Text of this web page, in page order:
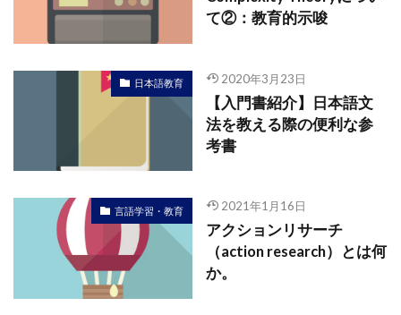
て②：教育的示唆
日本語教育 2020年3月23日
【入門書紹介】日本語文
法を教える際の便利な参
考書
言語学習・教育 2021年1月16日
アクションリサーチ
（action research）とは何
か。